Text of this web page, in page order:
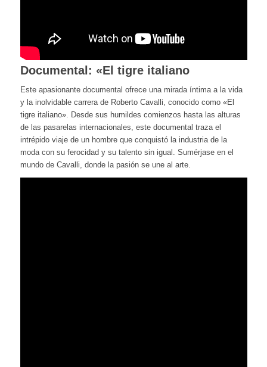
Documental: «El tigre italiano
Este apasionante documental ofrece una mirada íntima a la vida
y la inolvidable carrera de Roberto Cavalli, conocido como «El
tigre italiano». Desde sus humildes comienzos hasta las alturas
de las pasarelas internacionales, este documental traza el
intrépido viaje de un hombre que conquistó la industria de la
moda con su ferocidad y su talento sin igual. Sumérjase en el
mundo de Cavalli, donde la pasión se une al arte.